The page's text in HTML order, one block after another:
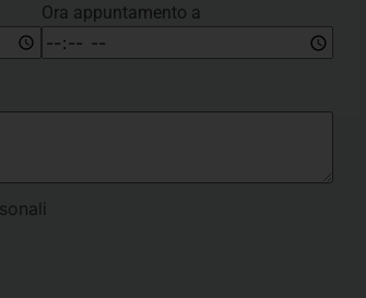
Ora appuntamento a